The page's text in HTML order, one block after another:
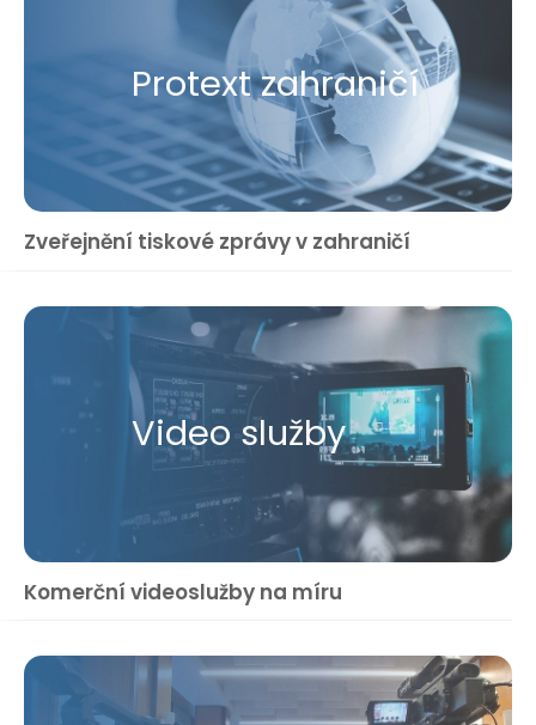
Protext zahraničí
Zveřejnění tiskové zprávy v zahraničí
Video služby
Komerční videoslužby na míru